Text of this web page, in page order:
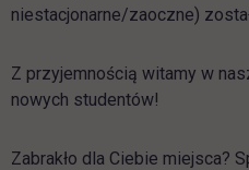
niestacjonarne/zaoczne)
Z przyjemnością witamy w
nowych studentów!
Zabrakło dla Ciebie miejsca?